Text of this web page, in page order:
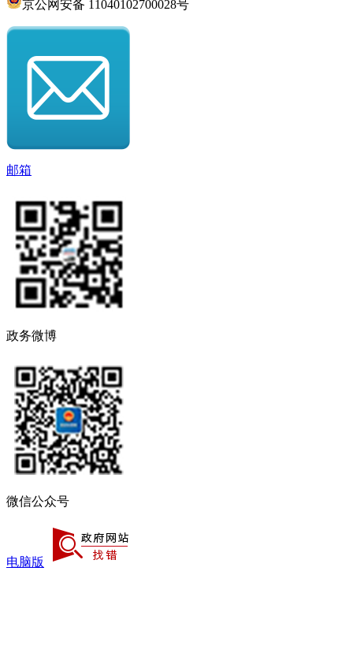
京公网安备 11040102700028号
邮箱
政务微博
微信公众号
电脑版